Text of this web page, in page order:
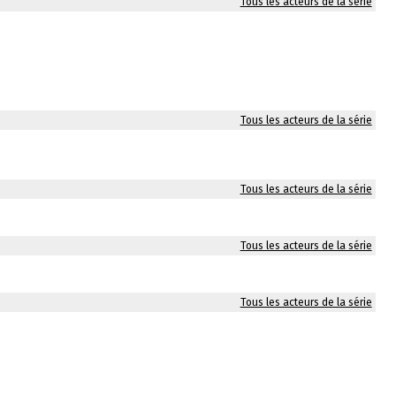
Tous les acteurs de la série
Tous les acteurs de la série
Tous les acteurs de la série
Tous les acteurs de la série